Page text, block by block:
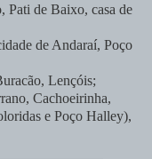
Pati de Baixo, casa de
de Andaraí, Poço
Lençóis;
Cachoeirinha,
e Poço Halley),